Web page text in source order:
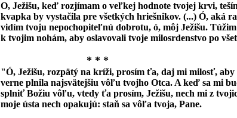
O, Ježišu, keď rozjímam o veľkej hodnote tvojej krvi,
kvapka by vystačila pre všetkých hriešnikov. (...) Ó, aká
vidím tvoju nepochopiteľnú dobrotu, ó, môj Ježišu.
k tvojim nohám, aby oslavovali tvoje milosrdenstvo po
* * *
"Ó, Ježišu, rozpätý na kríži, prosím ťa, daj mi milosť, aby
verne plnila najsvätejšiu vôľu tvojho Otca. A keď sa mi
splniť Božiu vôľu, vtedy ťa prosím, Ježišu, nech mi z
moje ústa nech opakujú: staň sa vôľa tvoja, Pane.